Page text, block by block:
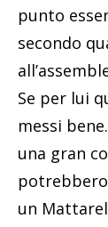
punto
secondo
Se per lui
messi
una gran
un